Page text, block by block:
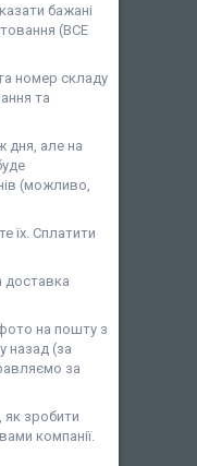
бажані
(ВСЕ
номер складу
та
дня, але на
(можливо,
їх. Сплатити
доставка
на пошту з
назад (за
за
як зробити
компанії.